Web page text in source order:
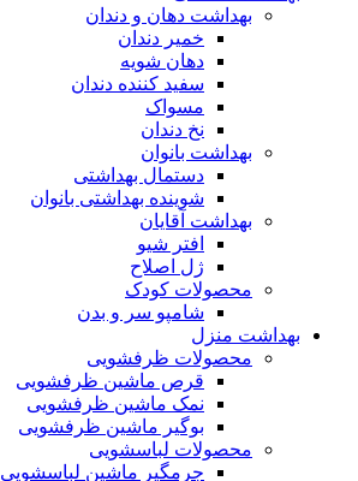
بهداشت دهان و دندان
خمیر دندان
دهان شویه
سفید کننده دندان
مسواک
نخ دندان
بهداشت بانوان
دستمال بهداشتی
شوینده بهداشتی بانوان
بهداشت آقایان
افتر شیو
ژل اصلاح
محصولات کودک
شامپو سر و بدن
بهداشت منزل
محصولات ظرفشویی
قرص ماشین ظرفشویی
نمک ماشین ظرفشویی
بوگیر ماشین ظرفشویی
محصولات لباسشویی
جرمگیر ماشین لباسشویی